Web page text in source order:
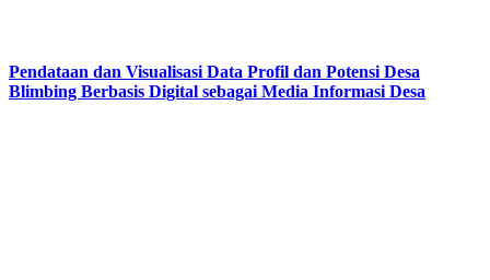
Pendataan dan Visualisasi Data Profil dan Potensi Desa
Blimbing Berbasis Digital sebagai Media Informasi Desa